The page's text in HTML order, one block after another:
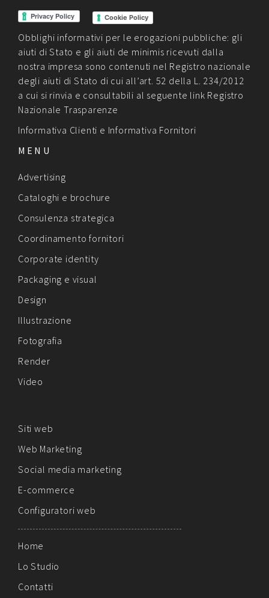
Cookie Policy
Obblighi informativi per le erogazioni pubbliche: gli
aiuti di Stato e gli aiuti de minimis ricevuti dalla
nostra impresa sono contenuti nel Registro nazionale
degli aiuti di Stato di cui all’art. 52 della L. 234/2012
a cui si rinvia e consultabili al seguente link Registro
Nazionale Trasparenze
Informativa Clienti e Informativa Fornitori
MENU
Advertising
Cataloghi e brochure
Consulenza strategica
Coordinamento fornitori
Corporate identity
Packaging e visual
Design
Illustrazione
Fotografia
Render
Video
Siti web
Web Marketing
Social media marketing
E-commerce
Configuratori web
Home
Lo Studio
Contatti